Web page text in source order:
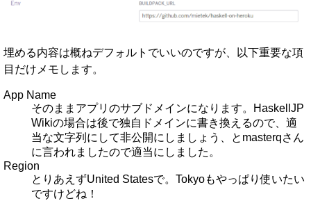
埋める内容は概ねデフォルトでいいのですが、以下重要な項
目だけメモします。
App Name
そのままアプリのサブドメインになります。HaskellJP
Wikiの場合は後で独自ドメインに書き換えるので、適
当な文字列にして非公開にしましょう、とmasterqさん
に言われましたので適当にしました。
Region
とりあえずUnited Statesで。Tokyoもやっぱり使いたい
ですけどね！